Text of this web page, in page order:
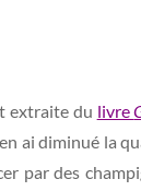
extraite du livre
ai diminué la
par des